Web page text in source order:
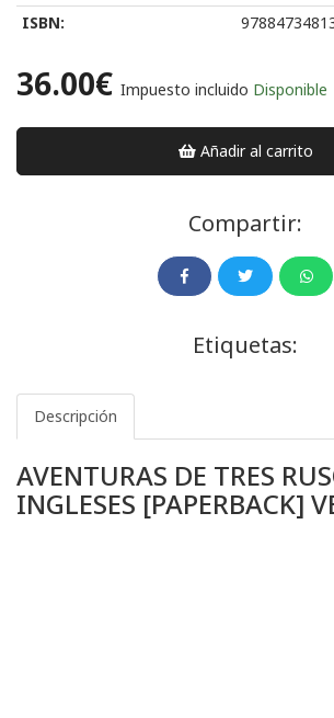
ISBN:
36.00€ Impuesto incluido Disponible
Añadir al carrito
Compartir:
Etiquetas:
Descripción
AVENTURAS DE TRES
INGLESES [PAPERBACK]